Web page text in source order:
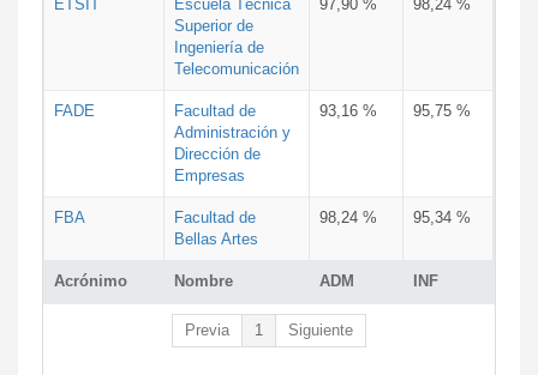
Acrónimo Nombre ADM INF
ETSIT
Escuela Técnica
Superior de
Ingeniería de
Telecomunicación
97,90 % 98,24 %
FADE
Facultad de
Administración y
Dirección de
Empresas
93,16 % 95,75 %
FBA
Facultad de
Bellas Artes
98,24 % 95,34 %
Previa 1 Siguiente